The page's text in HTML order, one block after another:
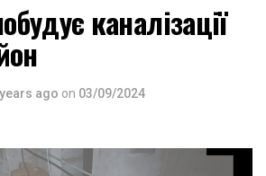
каналізації
ago on 03/09/2024